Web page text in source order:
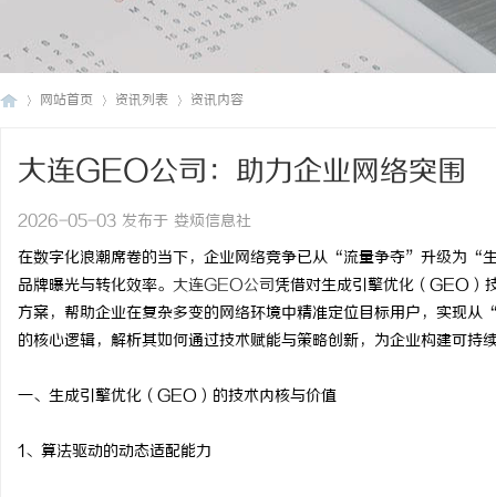
网站首页 资讯列表 资讯内容
大连GEO公司：助力企业网络突围
2026-05-03 发布于 娄烦信息社
在数字化浪潮席卷的当下，企业网络竞争已从“流量争夺”升级为“
品牌曝光与转化效率。 大连GEO公司凭借对生成引擎优化（GEO）
方案，帮助企业在复杂多变的网络环境中精准定位目标用户，实
的核心逻辑，解析其如何通过技术赋能与策略创新，为企业构建可持
一、生成引擎优化（GEO）的技术内核与价值
1、算法驱动的动态适配能力